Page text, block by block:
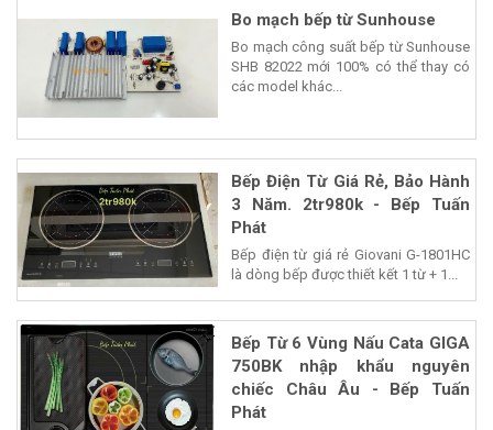
Bo mạch bếp từ Sunhouse
Bo mạch công suất bếp từ Sunhouse
SHB 82022 mới 100% có thể thay có
các model khác...
Bếp Điện Từ Giá Rẻ, Bảo Hành
3 Năm. 2tr980k - Bếp Tuấn
Phát
Bếp điện từ giá rẻ Giovani G-1801HC
là dòng bếp được thiết kết 1 từ + 1...
Bếp Từ 6 Vùng Nấu Cata GIGA
750BK nhập khẩu nguyên
chiếc Châu Âu - Bếp Tuấn
Phát